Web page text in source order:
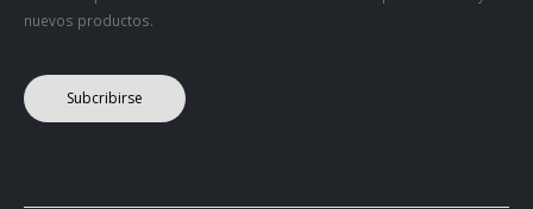
nuevos productos.
Subcribirse